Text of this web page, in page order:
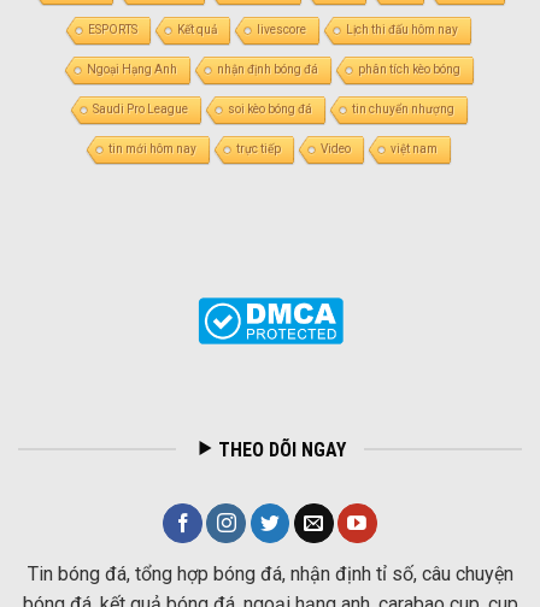
ESPORTS Kết quả livescore Lịch thi đấu hôm nay
Ngoại Hạng Anh nhận định bóng đá phân tích kèo bóng
Saudi Pro League soi kèo bóng đá tin chuyển nhượng
tin mới hôm nay trực tiếp Video việt nam
THEO DÕI NGAY
Tin bóng đá, tổng hợp bóng đá, nhận định tỉ số, câu chuyện